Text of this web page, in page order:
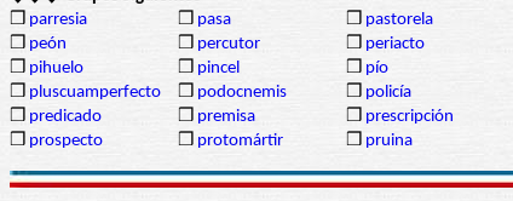
❒ parresia ❒ pasa ❒ pastorela
❒ peón ❒ percutor ❒ periacto
❒ pihuelo ❒ pincel ❒ pío
❒ pluscuamperfecto ❒ podocnemis ❒ policía
❒ predicado ❒ premisa ❒ prescripción
❒ prospecto ❒ protomártir ❒ pruina